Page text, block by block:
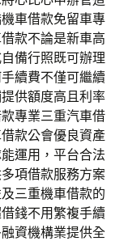
車借款免留車專
款不論是新車高
備行照既可辦理
續費不僅可繼續
供額度高且利率
專業三重汽車借
款公會優良資產
運用，平台合法
項借款服務方案
三重機車借款的
錢不用繁複手續
資機構業提供全